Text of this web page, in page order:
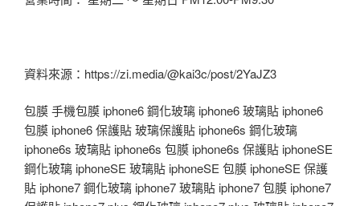
資料來源：https://zi.media/@kai3c/post/2YaJZ3
包膜 手機包膜 iphone6 鋼化玻璃 iphone6 玻璃貼 iphone6
包膜 iphone6 保護貼 玻璃保護貼 iphone6s 鋼化玻璃
iphone6s 玻璃貼 iphone6s 包膜 iphone6s 保護貼 iphoneSE
鋼化玻璃 iphoneSE 玻璃貼 iphoneSE 包膜 iphoneSE 保護
貼 iphone7 鋼化玻璃 iphone7 玻璃貼 iphone7 包膜 iphone7